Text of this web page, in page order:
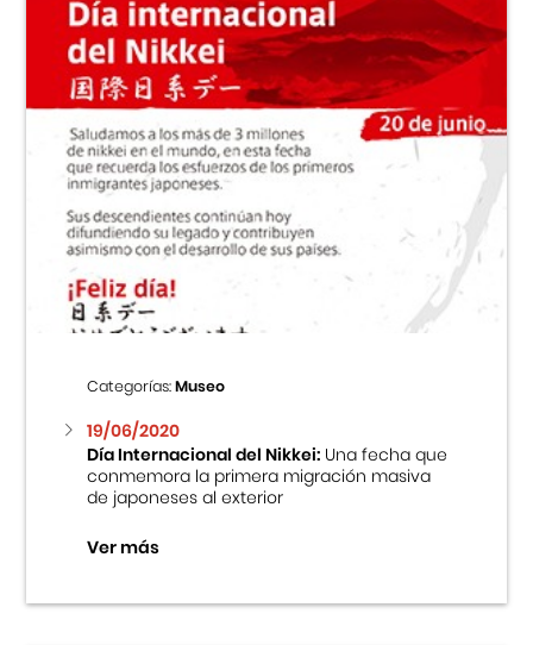
Categorías:Museo
19/06/2020
Día Internacional del Nikkei:Una fecha que
conmemora la primera migración masiva
de japoneses al exterior
Ver más